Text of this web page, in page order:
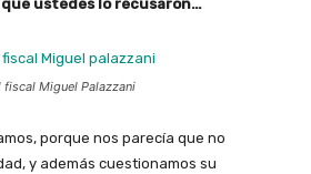
ustedes lo recusaron…
fiscal Miguel Palazzani
porque nos parecía que no
y además cuestionamos su